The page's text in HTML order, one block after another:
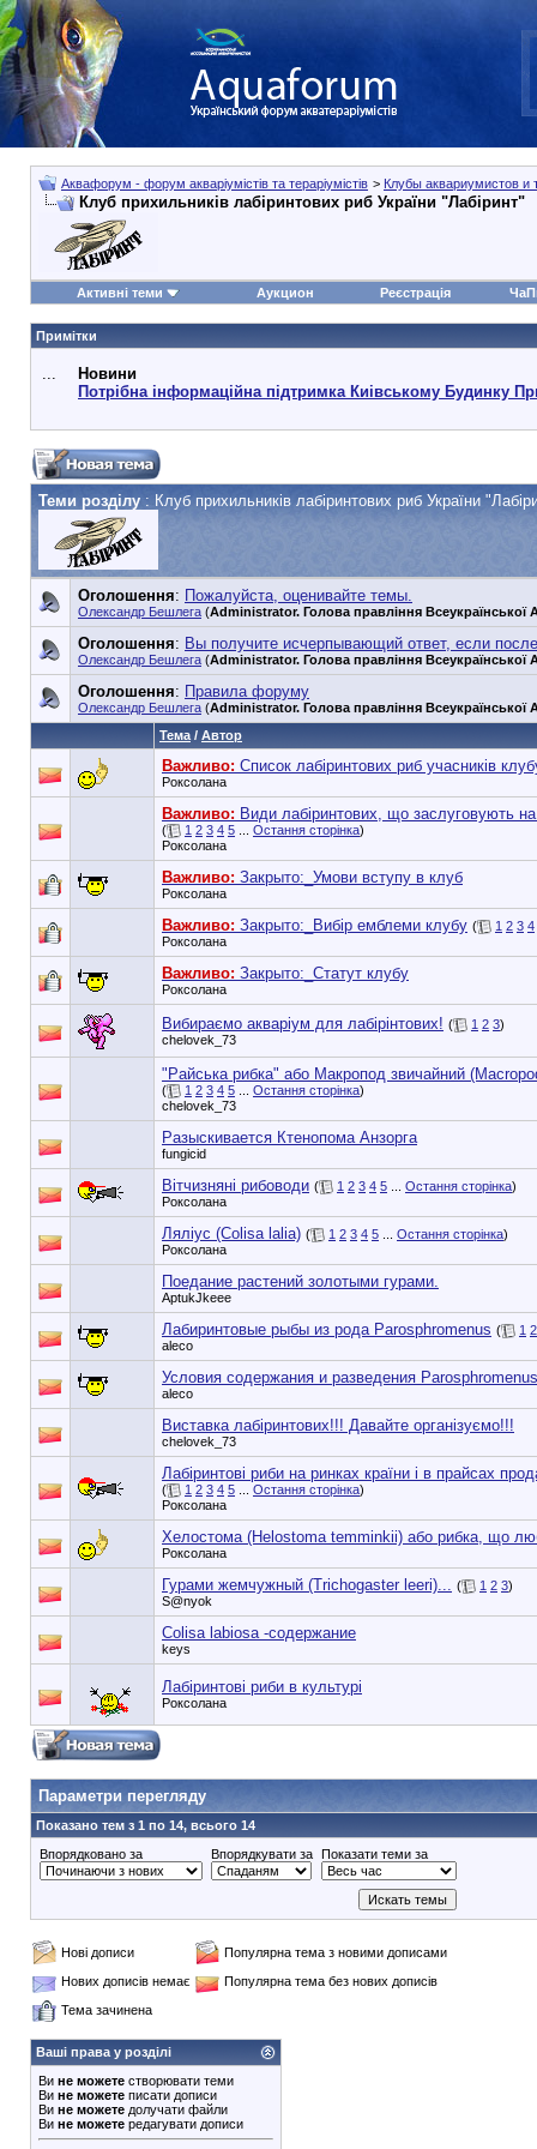
Аквафорум - форум акваріумістів та тераріумістів > Клубы аквариумистов и
Клуб прихильників лабіринтових риб України "Лабіринт"
Активні теми Аукцион Реєстрація
Примітки
...
Новини
Потрібна інформаційна підтримка Киівському Будинку
Теми розділу : Клуб прихильників лабіринтових риб України
Оголошення: Пожалуйста, оценивайте темы.
Олександр Бешлега (Administrator. Голова правління Всеукраїнської
Оголошення: Вы получите исчерпывающий ответ, если
Олександр Бешлега (Administrator. Голова правління Всеукраїнської
Оголошення: Правила форуму
Олександр Бешлега (Administrator. Голова правління Всеукраїнської
Тема / Автор
Важливо: Список лабіринтових риб учасників
Роксолана
Важливо: Види лабіринтових, що заслуговують
( 1 2 3 4 5 Остання сторінка)
Роксолана
Важливо: Закрыто:_ Умови вступу в клуб
Роксолана
Важливо: Закрыто:_ Вибір емблеми клубу ( 1 2 3 4
Роксолана
Важливо: Закрыто:_ Статут клубу
Роксолана
Вибираємо акваріум для лабірінтових! ( 1 2 3)
chelovek_73
"Райська рибка" або Макропод звичайний
( 1 2 3 4 5 Остання сторінка)
chelovek_73
Разыскивается Ктенопома Анзорга
fungicid
Вітчизняні рибоводи ( 1 2 3 4 5 Остання сторінка)
Роксолана
Ляліус (Colisa lalia) ( 1 2 3 4 5 Остання сторінка)
Роксолана
Поедание растений золотыми гурами.
AptukJkeee
Лабиринтовые рыбы из рода Parosphromenus ( 1 2
aleco
Условия содержания и разведения Parosphromenus
aleco
Виставка лабіринтових!!! Давайте організуємо!!!
chelovek_73
Лабіринтові риби на ринках країни і в прайсах
( 1 2 3 4 5 Остання сторінка)
Роксолана
Хелостома (Helostoma temminkii) або рибка, що
Роксолана
Гурами жемчужный (Trichogaster leeri)... ( 1 2 3)
S@nyok
Colisa labiosa -содержание
keys
Лабіринтові риби в культурі
Роксолана
90353748e6549cd1148d01dde3b3bc75
Параметри перегляду
Показано тем з 1 по 14, всього 14
Впорядковано за
Впорядкувати за Показати теми за
Нові дописи
Популярна тема з новими дописами
Нових дописів немає
Популярна тема без нових дописів
Тема зачинена
Ваші права у розділі
Ви не можете створювати теми
Ви не можете писати дописи
Ви не можете долучати файли
Ви не можете редагувати дописи